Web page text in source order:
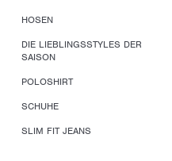
HOSEN
DIE LIEBLINGSSTYLES DER
SAISON
POLOSHIRT
SCHUHE
SLIM FIT JEANS